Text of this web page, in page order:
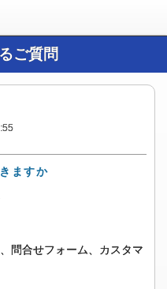
ご質問
ますか
問合せフォーム、カスタマ